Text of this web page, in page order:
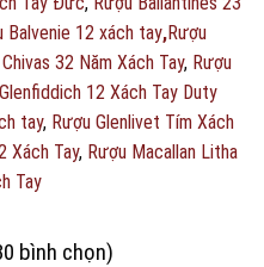
Balvenie 12 xách tay,Rượu
32 Năm Xách Tay, Rượu
12 Xách Tay Duty
tay, Rượu Glenlivet Tím Xách
Xách Tay, Rượu Macallan Litha
Tay
bình chọn)